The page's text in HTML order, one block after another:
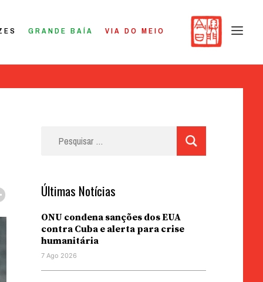
GRANDE BAÍA VIA DO MEIO
Últimas Notícias
ONU condena sanções dos EUA
contra Cuba e alerta para crise
humanitária
7 Ago 2026